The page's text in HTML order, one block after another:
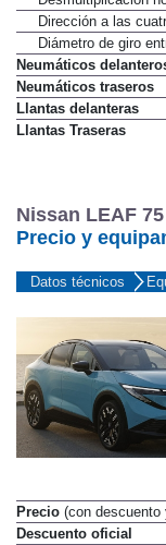
Dirección a las
Diámetro de giro
Neumáticos
Neumáticos traseros
Llantas delanteras
Llantas Traseras
Nissan LEAF
Precio y
Datos técnicos
Precio (con descuento
Descuento oficial